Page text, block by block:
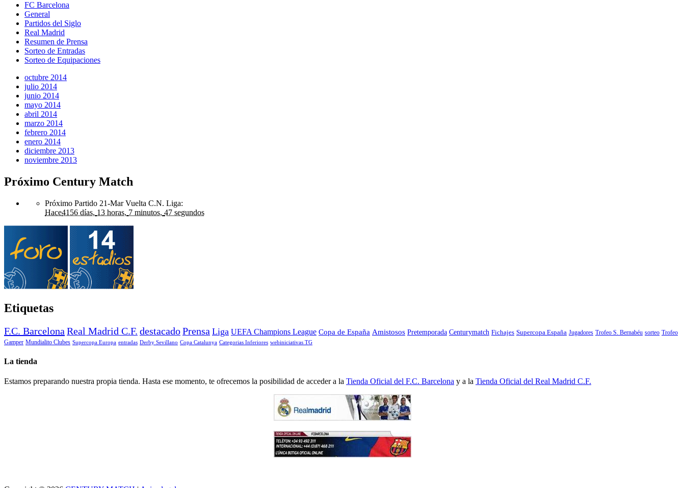
FC Barcelona
General
Partidos del Siglo
Real Madrid
Resumen de Prensa
Sorteo de Entradas
Sorteo de Equipaciones
octubre 2014
julio 2014
junio 2014
mayo 2014
abril 2014
marzo 2014
febrero 2014
enero 2014
diciembre 2013
noviembre 2013
Próximo Century Match
Próximo Partido 21-Mar Vuelta C.N. Liga:
Hace4156 días, 13 horas, 7 minutos, 47 segundos
Etiquetas
F.C. Barcelona Real Madrid C.F. destacadoPrensa Liga UEFA Champions League Copa de España Amistosos Pretemporada Centurymatch Fichajes Supercopa España Jugadores Trofeo S. Bernabéu sorteo Trofeo
Gamper Mundialito Clubes Supercopa Europa entradas Derby Sevillano Copa Catalunya Categorias Inferiores webiniciativas TG
La tienda
Estamos preparando nuestra propia tienda. Hasta ese momento, te ofrecemos la posibilidad de acceder a la Tienda Oficial del F.C. Barcelona y a la Tienda Oficial del Real Madrid C.F.